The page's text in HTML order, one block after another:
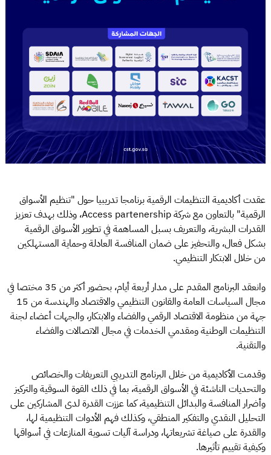
عقدت أكاديمية التنظيمات الرقمية برنامجا تدريبيا حول "تنظيم الأسواق
الرقمية" بالتعاون مع شركة Access partenership، وذلك بهدف تعزيز
القدرات البشرية، والتعريف بسبل المساهمة في تطوير الأسواق الرقمية
بشكل فعال، والتحفيز على ضمان المنافسة العادلة وحماية المستهلكين
من خلال الابتكار التنظيمي.
وانعقد البرنامج المقدم على مدار أربعة أيام، بحضور أكثر من 35 مختصا في
مجال السياسات العامة والقانون التنظيمي والاقتصاد والهندسة من 15
جهة من منظومة الاقتصاد الرقمي والفضاء والابتكار، والجهات أعضاء لجنة
التنظيمات الوطنية ومقدمي الخدمات في مجال الاتصالات والفضاء
والتقنية.
وقدمت الأكاديمية من خلال البرنامج التدريبي التعريفات والخصائص
والتحديات الناشئة في الأسواق الرقمية، بما في ذلك القوة السوقية والتركيز
وأضرار المنافسة والبدائل التنظيمية، كما عززت القدرة لدى المشاركين على
التحليل النقدي والتفكير المنطقي، وكذلك فهم الأدوات التنظيمية لها،
والقدرة على صياغة تشريعاتها، ودراسة آليات تسوية المنازعات في أسواقها
وكيفية تقييم تأثيرها.